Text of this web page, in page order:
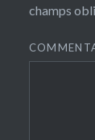
champs